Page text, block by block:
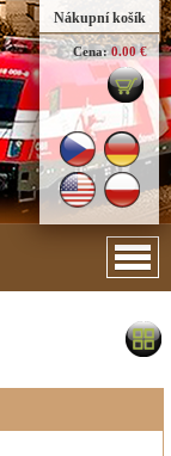
Nákupní košík
Cena: 0.00 €